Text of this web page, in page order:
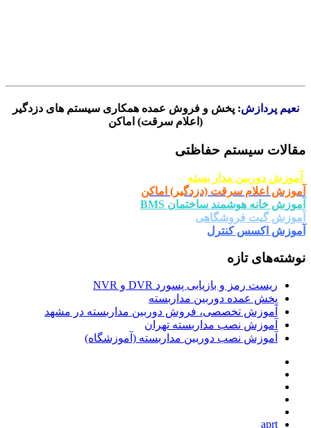
نعیم پردازش: پخش و فروش عمده همکاری سیستم های دزدگیر
(اعلام سرقت) اماکن
مقالات سیستم حفاظتی
آموزش دوربین مدار بسته
آموزش اعلام سرقت (دزدگیر) اماکن
آموزش خانه هوشمند ساختمان BMS
آموزش گیت فروشگاهی
آموزش اکسس کنترل
نوشته‌های تازه
ریست رمز و بازیابی پسورد DVR و NVR
پخش عمده دوربین مداربسته
آموزش تخصصی، فروش دوربین مداربسته در مشهد
آموزش نصب مداربسته تهران
آموزش نصب دوربین مداربسته (آموزشگاه)
aprt